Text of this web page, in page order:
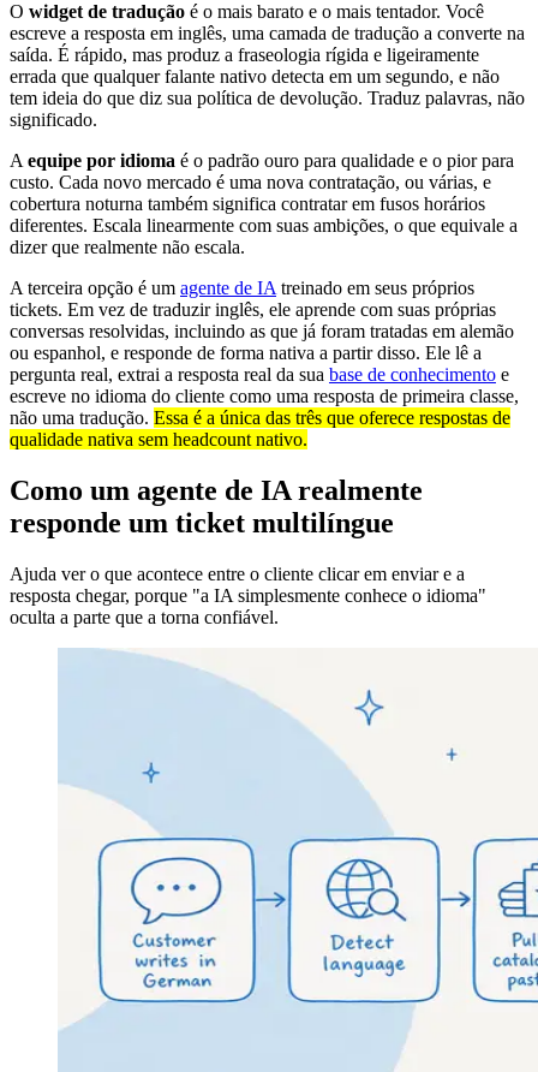
O widget de tradução é o mais barato e o mais tentador. Você
escreve a resposta em inglês, uma camada de tradução a converte na
saída. É rápido, mas produz a fraseologia rígida e ligeiramente
errada que qualquer falante nativo detecta em um segundo, e não
tem ideia do que diz sua política de devolução. Traduz palavras, não
significado.
Aequipe por idioma é o padrão ouro para qualidade e o pior para
custo. Cada novo mercado é uma nova contratação, ou várias, e
cobertura noturna também significa contratar em fusos horários
diferentes. Escala linearmente com suas ambições, o que equivale a
dizer que realmente não escala.
A terceira opção é um agente de IAtreinado em seus próprios
tickets. Em vez de traduzir inglês, ele aprende com suas próprias
conversas resolvidas, incluindo as que já foram tratadas em alemão
ou espanhol, e responde de forma nativa a partir disso. Ele lê a
pergunta real, extrai a resposta real da sua base de conhecimento e
escreve no idioma do cliente como uma resposta de primeira classe,
não uma tradução. Essa é a única das três que oferece respostas de
qualidade nativa sem headcount nativo.
Como um agente de IA realmente
responde um ticket multilíngue
Ajuda ver o que acontece entre o cliente clicar em enviar e a
resposta chegar, porque "a IA simplesmente conhece o idioma"
oculta a parte que a torna confiável.